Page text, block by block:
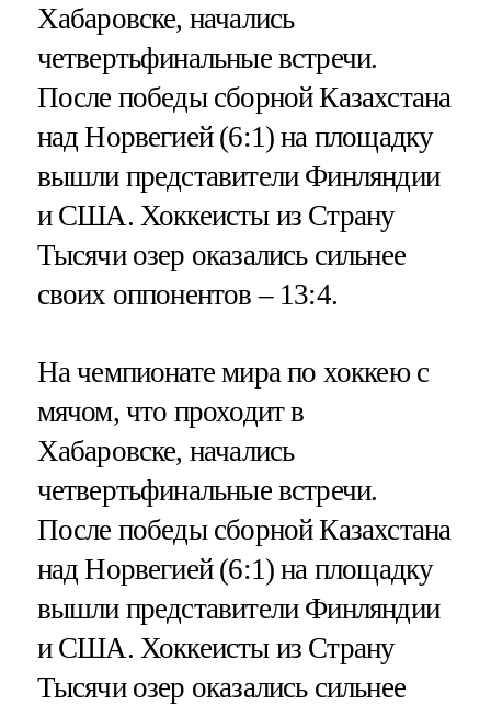
Хабаровске, начались
четвертьфинальные встречи.
После победы сборной Казахстана
над Норвегией (6:1) на площадку
вышли представители Финляндии
и США. Хоккеисты из Страну
Тысячи озер оказались сильнее
своих оппонентов – 13:4.
На чемпионате мира по хоккею с
мячом, что проходит в
Хабаровске, начались
четвертьфинальные встречи.
После победы сборной Казахстана
над Норвегией (6:1) на площадку
вышли представители Финляндии
и США. Хоккеисты из Страну
Тысячи озер оказались сильнее